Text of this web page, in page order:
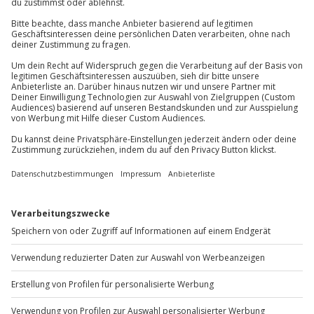
Gutschein gültig für 1 Person
Jochen SchweizerGmbH
Mühldorfstraße 8
81671 München
Du erreichst uns telefonisch zu folgenden Zeiten,
außer an bundesweiten Feiertagen:
Du möchtest als Firma bestellen?
+49 89 / 60 60 89 700
Mo-Fr: 9-17 Uhr
b2b@jochen-schweizer.de